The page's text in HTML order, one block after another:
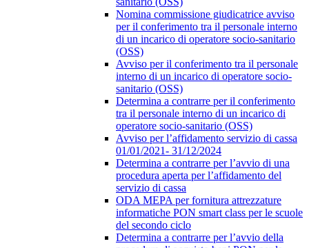
Nomina commissione giudicatrice avviso
per il conferimento tra il personale interno
di un incarico di operatore socio-sanitario
(OSS)
Avviso per il conferimento tra il personale
interno di un incarico di operatore socio-
sanitario (OSS)
Determina a contrarre per il conferimento
tra il personale interno di un incarico di
operatore socio-sanitario (OSS)
Avviso per l’affidamento servizio di cassa
01/01/2021- 31/12/2024
Determina a contrarre per l’avvio di una
procedura aperta per l’affidamento del
servizio di cassa
ODA MEPA per fornitura attrezzature
informatiche PON smart class per le scuole
del secondo ciclo
Determina a contrarre per l’avvio della